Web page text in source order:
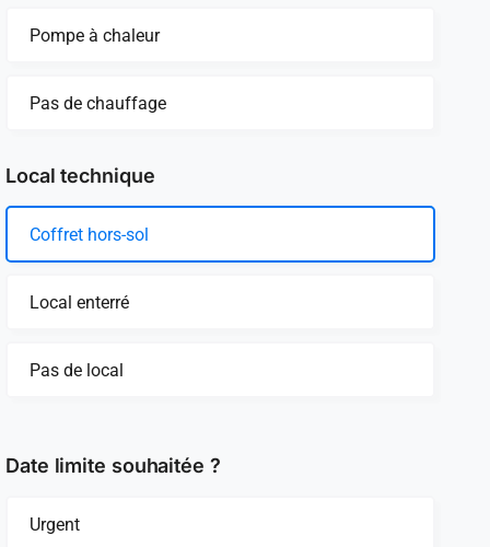
Pompe à chaleur
Pas de chauffage
Local technique
Coffret hors-sol
Local enterré
Pas de local
Date limite souhaitée ?
Urgent